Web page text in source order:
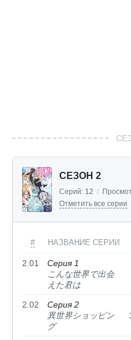
СЕЗОН 2
Серий: 12 /
Отметить все серии
# НАЗВАНИЕ СЕРИИ
2.01
Серия 1
こんな世界で出会
えた君は
2.02
Серия 2
異世界ショッピン
グ